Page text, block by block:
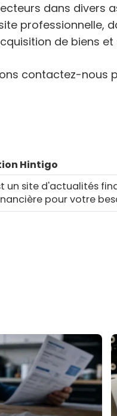
dans divers
professionnelle,
de biens et
contactez-nous
Hintigo
un site d'actualités
pour votre